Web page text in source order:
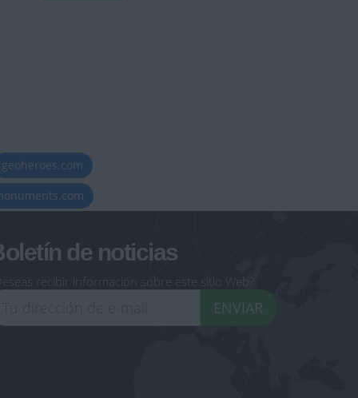
geoheroes.com
de noticias
recibir información sobre este sitio Web?
ENVIAR